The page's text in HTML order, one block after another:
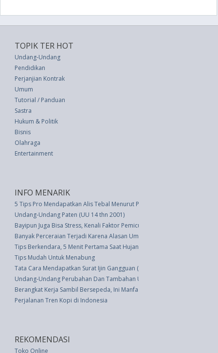
TOPIK TER HOT
Undang-Undang
Pendidikan
Perjanjian Kontrak
Umum
Tutorial / Panduan
Sastra
Hukum & Politik
Bisnis
Olahraga
Entertainment
INFO MENARIK
5 Tips Pro Mendapatkan Alis Tebal Menurut Para Ahli
Undang-Undang Paten (UU 14 thn 2001)
Bayipun Juga Bisa Stress, Kenali Faktor Pemicunya
Banyak Perceraian Terjadi Karena Alasan Umum Ini
Tips Berkendara, 5 Menit Pertama Saat Hujan
Tips Mudah Untuk Menabung
Tata Cara Mendapatkan Surat Ijin Gangguan (HO)
Undang-Undang Perubahan Dan Tambahan Undang-undang No.38 Prp.
Berangkat Kerja Sambil Bersepeda, Ini Manfaatnya
Perjalanan Tren Kopi di Indonesia
REKOMENDASI
Toko Online